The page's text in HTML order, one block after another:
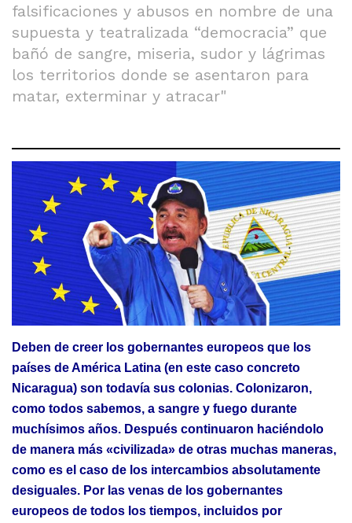
falsificaciones y abusos en nombre de una
supuesta y teatralizada “democracia” que
bañó de sangre, miseria, sudor y lágrimas
los territorios donde se asentaron para
matar, exterminar y atracar"
Deben de creer los gobernantes europeos que los
países de América Latina (en este caso concreto
Nicaragua) son todavía sus colonias. Colonizaron,
como todos sabemos, a sangre y fuego durante
muchísimos años. Después continuaron haciéndolo
de manera más «civilizada» de otras muchas maneras,
como es el caso de los intercambios absolutamente
desiguales. Por las venas de los gobernantes
europeos de todos los tiempos, incluidos por